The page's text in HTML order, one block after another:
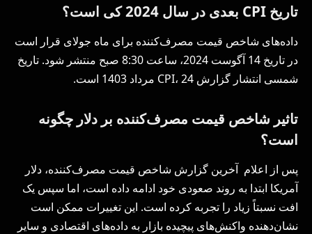
تاریخ بعدی در سال 2024 کی است؟
داده‌های شاخص قیمت مصرف‌کننده برای ماه جولای قرار است
در تاریخ 14 آگوست 2024، ساعت 8:30 صبح منتشر شود. تاریخ
شمسی انتشار گزارش CPI، 24 مرداد 1403 است.
تاثیر شاخص قیمت مصرف‌کننده بر دلار چگونه
است؟
پس از اعلام آخرین گزارش شاخص قیمت مصرف‌کننده، دلار
آمریکا ابتدا به روند صعودی خود ادامه داده است، اما سپس یک
افت نسبتاً زیاد را تجربه کرده است. این تغییرات ممکن است
نشان‌دهنده واکنش‌های پیچیده‌ بازار به داده‌های اقتصادی و سایر